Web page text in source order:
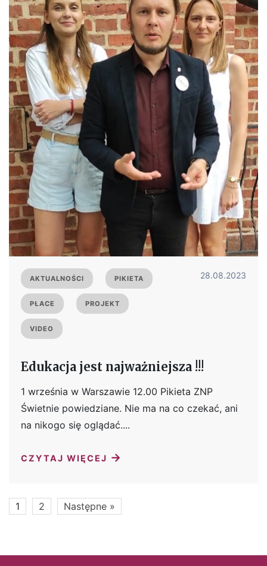
AKTUALNOŚCI PIKIETA
PŁACE PROJEKT
VIDEO
28.08.2023
Edukacja jest najważniejsza !!!
1 września w Warszawie 12.00 Pikieta ZNP
Świetnie powiedziane. Nie ma na co czekać, ani
na nikogo się oglądać....
CZYTAJ WIĘCEJ →
1 2 Następne »